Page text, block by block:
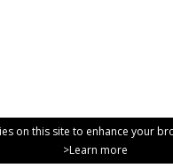
on this site to enhance your
>Learn more